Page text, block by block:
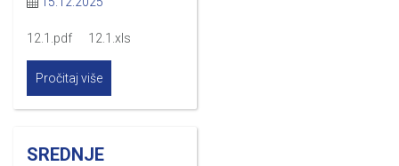
12.1.pdf 12.1.xls
Pročitaj više
SREDNJE